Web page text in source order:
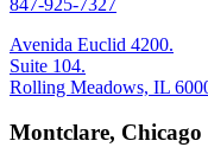
Avenida Euclid 4200.
Suite 104.
Rolling Meadows, IL
Montclare, Chicago